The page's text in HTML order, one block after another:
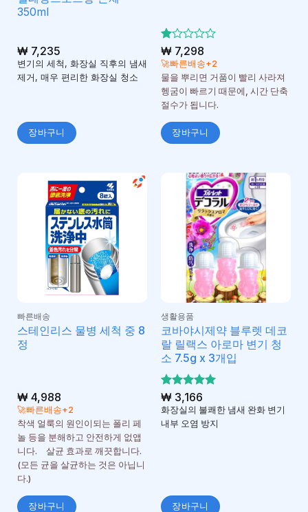
350ml
₩7,235
변기의 세척, 화장실 직후의 냄새
제거, 매우 편리한 화장실 청소
장바구니
5
중
에
서
1
로
가
됨
₩7,298
🚀빠른배송+2
물을 뿌리면 거품이 빨리 사라져
헹굼이 빠르기 때문에, 시간 단축
절수가 됩니다.
장바구니
빠른배송
스테인리스 물병 세척 중 8
정
₩4,988
🚀빠른배송+2
착색 얼룩의 원인이되는 폴리 페
놀 등을 분해하고 안전하게 없앱
니다. 살균 효과로 깨끗합니다.
(모든 균을 살균하는 것은 아닙니
다.)
장바구니
생활용품
코바야시제약 블루렛 데코
랄 릴랙스 아로마 변기 청
소 7.5g x 3개입
5 중에서
5로 평가
됨
₩3,166
화장실의 불쾌한 냄새 완화 변기
내부 오염 방지
장바구니